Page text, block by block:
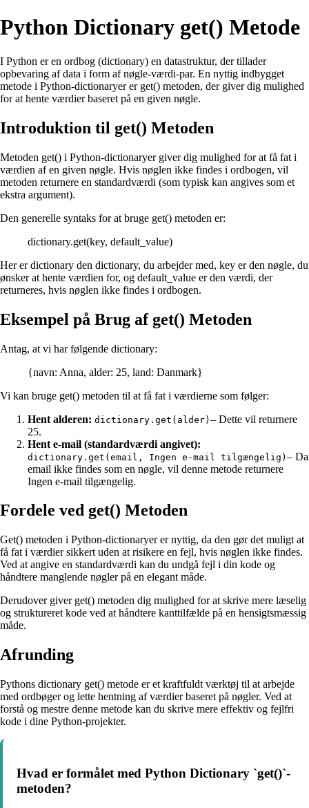
Python Dictionary get() Metode
I Python er en ordbog (dictionary) en datastruktur, der tillader
opbevaring af data i form af nøgle-værdi-par. En nyttig indbygget
metode i Python-dictionaryer er get() metoden, der giver dig mulighed
for at hente værdier baseret på en given nøgle.
Introduktion til get() Metoden
Metoden get() i Python-dictionaryer giver dig mulighed for at få fat i
værdien af en given nøgle. Hvis nøglen ikke findes i ordbogen, vil
metoden returnere en standardværdi (som typisk kan angives som et
ekstra argument).
Den generelle syntaks for at bruge get() metoden er:
dictionary.get(key, default_value)
Her er dictionary den dictionary, du arbejder med, key er den nøgle, du
ønsker at hente værdien for, og default_value er den værdi, der
returneres, hvis nøglen ikke findes i ordbogen.
Eksempel på Brug af get() Metoden
Antag, at vi har følgende dictionary:
{navn: Anna, alder: 25, land: Danmark}
Vi kan bruge get() metoden til at få fat i værdierne som følger:
Hent alderen: dictionary.get(alder) – Dette vil returnere
25.
Hent e-mail (standardværdi angivet):
dictionary.get(email, Ingen e-mail tilgængelig) – Da
email ikke findes som en nøgle, vil denne metode returnere
Ingen e-mail tilgængelig.
Fordele ved get() Metoden
Get() metoden i Python-dictionaryer er nyttig, da den gør det muligt at
få fat i værdier sikkert uden at risikere en fejl, hvis nøglen ikke findes.
Ved at angive en standardværdi kan du undgå fejl i din kode og
håndtere manglende nøgler på en elegant måde.
Derudover giver get() metoden dig mulighed for at skrive mere læselig
og struktureret kode ved at håndtere kanttilfælde på en hensigtsmæssig
måde.
Afrunding
Pythons dictionary get() metode er et kraftfuldt værktøj til at arbejde
med ordbøger og lette hentning af værdier baseret på nøgler. Ved at
forstå og mestre denne metode kan du skrive mere effektiv og fejlfri
kode i dine Python-projekter.
Hvad er formålet med Python Dictionary `get()`-
metoden?